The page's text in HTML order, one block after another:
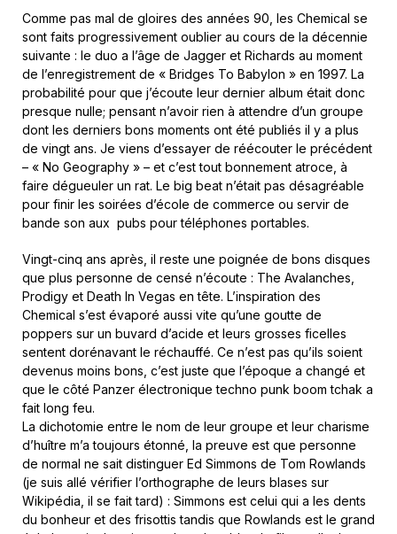
Comme pas mal de gloires des années 90, les Chemical se
sont faits progressivement oublier au cours de la décennie
suivante : le duo a l’âge de Jagger et Richards au moment
de l’enregistrement de « Bridges To Babylon » en 1997. La
probabilité pour que j’écoute leur dernier album était donc
presque nulle; pensant n’avoir rien à attendre d’un groupe
dont les derniers bons moments ont été publiés il y a plus
de vingt ans. Je viens d’essayer de réécouter le précédent
– « No Geography » – et c’est tout bonnement atroce, à
faire dégueuler un rat. Le big beat n’était pas désagréable
pour finir les soirées d’école de commerce ou servir de
bande son aux pubs pour téléphones portables.
Vingt-cinq ans après, il reste une poignée de bons disques
que plus personne de censé n’écoute : The Avalanches,
Prodigy et Death In Vegas en tête. L’inspiration des
Chemical s’est évaporé aussi vite qu’une goutte de
poppers sur un buvard d’acide et leurs grosses ficelles
sentent dorénavant le réchauffé. Ce n’est pas qu’ils soient
devenus moins bons, c’est juste que l’époque a changé et
que le côté Panzer électronique techno punk boom tchak a
fait long feu.
La dichotomie entre le nom de leur groupe et leur charisme
d’huître m’a toujours étonné, la preuve est que personne
de normal ne sait distinguer Ed Simmons de Tom Rowlands
(je suis allé vérifier l’orthographe de leurs blases sur
Wikipédia, il se fait tard) : Simmons est celui qui a les dents
du bonheur et des frisottis tandis que Rowlands est le grand